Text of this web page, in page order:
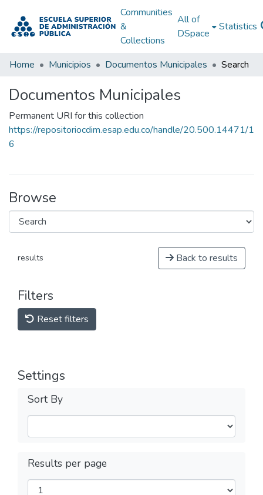
Communities
&
Collections
All of
DSpace
Statistics
Home Municipios Documentos Municipales Search
Documentos Municipales
Permanent URI for this collection
https://repositoriocdim.esap.edu.co/handle/20.500.14471/1
6
Browse
results Back to results
Filters
Reset filters
Settings
Sort By
Results per page